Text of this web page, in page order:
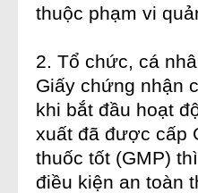
thuộc phạm vi
2. Tổ chức, cá
Giấy chứng nhận
khi bắt đầu hoạt
xuất đã được cấp
thuốc tốt (GMP)
điều kiện an toàn